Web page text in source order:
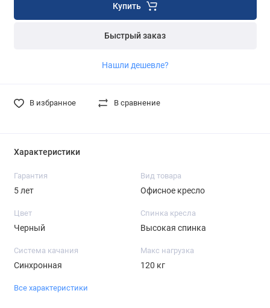
Купить
Быстрый заказ
Нашли дешевле?
В избранное В сравнение
Характеристики
Гарантия
5 лет
Вид товара
Офисное кресло
Цвет
Черный
Спинка кресла
Высокая спинка
Система качания
Синхронная
Макс нагрузка
120 кг
Все характеристики